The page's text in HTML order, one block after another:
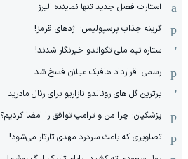
استارت فصل جدید تنها نماینده البرز
گزینه جذاب پرسپولیس: اژدهای قرمز!
ستاره تیم ملی تکواندو خبرنگار شدند!
رسمی: قرارداد هافبک میلان فسخ شد
برترین گل های رونالدو نازاریو برای رئال مادرید
پزشکیان: چرا من و ترامپ توافق را امضا کردیم؟
تصاویری که باعث سردرد مهدی تارتار می‌شود!